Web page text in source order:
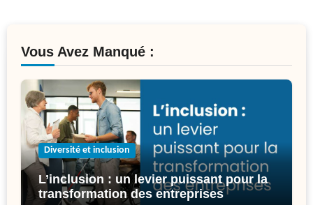
Vous Avez Manqué :
Diversité et inclusion
L’inclusion : un levier puissant pour la
transformation des entreprises